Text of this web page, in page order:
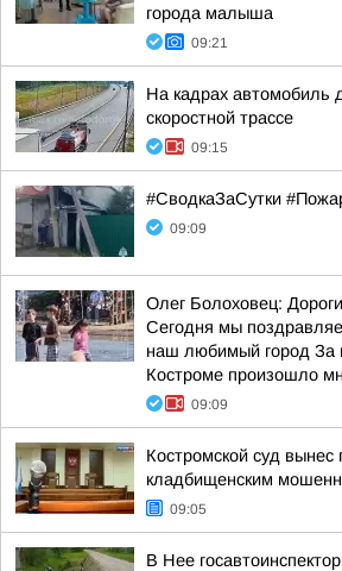
города малыша
09:21
На кадрах автомобиль
скоростной трассе
09:15
#СводкаЗаСутки
09:09
Олег Болоховец:
Сегодня мы
наш любимый город За
Костроме произошло
09:09
Костромской суд вынес
кладбищенским
09:05
В Нее